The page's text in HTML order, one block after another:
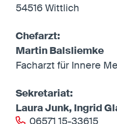
54516 Wittlich
Chefarzt:
Martin Balsliemke
Facharzt für Innere
Sekretariat:
Laura Junk, Ingrid
06571 15-33615